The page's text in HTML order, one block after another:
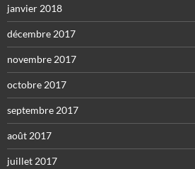
janvier 2018
décembre 2017
novembre 2017
octobre 2017
septembre 2017
août 2017
juillet 2017